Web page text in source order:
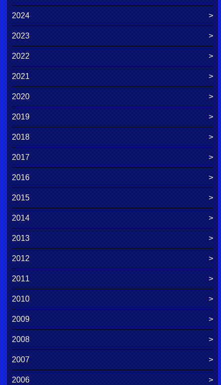
2024
2023
2022
2021
2020
2019
2018
2017
2016
2015
2014
2013
2012
2011
2010
2009
2008
2007
2006